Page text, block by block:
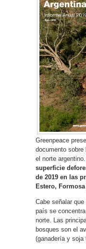
Greenpeace
documento
el norte argentino.
superficie
de 2019 en las
Estero,
Cabe señalar
país se
norte. Las
bosques son el
(ganadería y soja